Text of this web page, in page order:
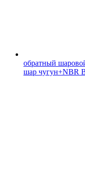
обратный
шар чугун+NBR